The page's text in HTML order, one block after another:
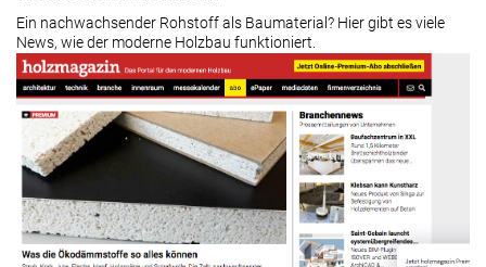
Ein nachwachsender Rohstoff als Baumaterial? Hier gibt es viele
News, wie der moderne Holzbau funktioniert.